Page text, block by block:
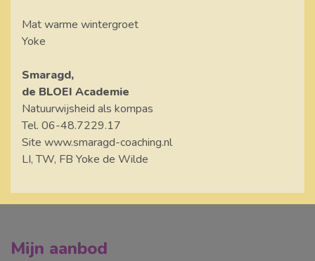
Mat warme wintergroet
Yoke
Smaragd,
de BLOEI Academie
Natuurwijsheid als kompas
Tel. 06-48.7229.17
Site www.smaragd-coaching.nl
LI, TW, FB Yoke de Wilde
Mijn aanbod